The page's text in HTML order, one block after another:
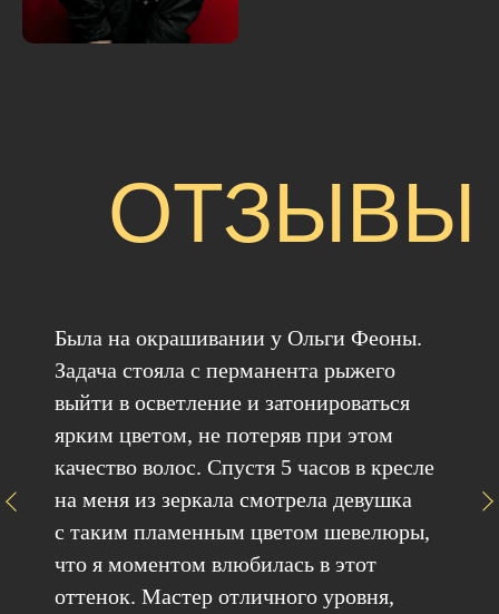
ОТЗЫВЫ
Была на окрашивании у Ольги Феоны.
Задача стояла с перманента рыжего
выйти в осветление и затонироваться
ярким цветом, не потеряв при этом
качество волос. Спустя 5 часов в кресле
на меня из зеркала смотрела девушка
с таким пламенным цветом шевелюры,
что я моментом влюбилась в этот
оттенок. Мастер отличного уровня,